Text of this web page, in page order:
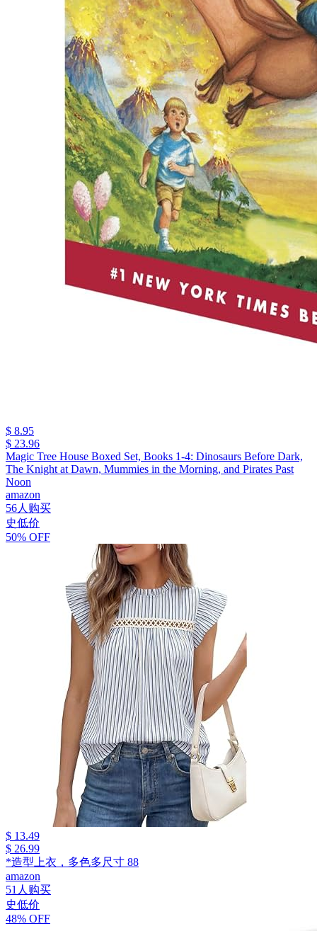
$ 8.95
$ 23.96
Magic Tree House Boxed Set, Books 1-4: Dinosaurs Before Dark,
The Knight at Dawn, Mummies in the Morning, and Pirates Past
Noon
amazon
56人购买
史低价
50% OFF
$ 13.49
$ 26.99
*造型上衣，多色多尺寸 88
amazon
51人购买
史低价
48% OFF